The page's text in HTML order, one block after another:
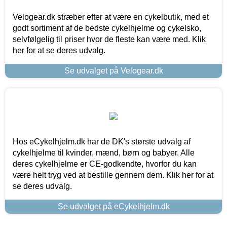
Velogear.dk stræber efter at være en cykelbutik, med et
godt sortiment af de bedste cykelhjelme og cykelsko,
selvfølgelig til priser hvor de fleste kan være med. Klik
her for at se deres udvalg.
Se udvalget på Velogear.dk
Hos eCykelhjelm.dk har de DK's største udvalg af
cykelhjelme til kvinder, mænd, børn og babyer. Alle
deres cykelhjelme er CE-godkendte, hvorfor du kan
være helt tryg ved at bestille gennem dem. Klik her for at
se deres udvalg.
Se udvalget på eCykelhjelm.dk